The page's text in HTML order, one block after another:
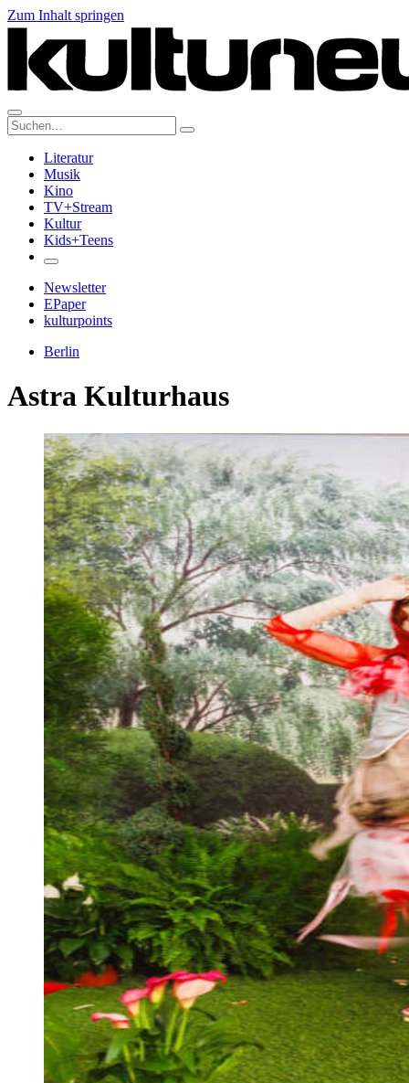
Zum Inhalt springen
Suche:
Literatur
Musik
Kino
TV+Stream
Kultur
Kids+Teens
Newsletter
EPaper
kulturpoints
Berlin
Astra Kulturhaus